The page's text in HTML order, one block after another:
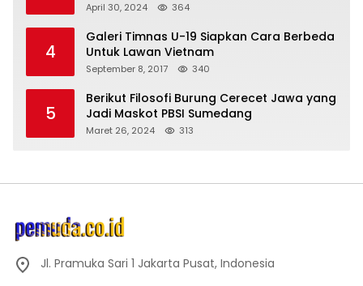
April 30, 2024 364
4
Galeri Timnas U-19 Siapkan Cara Berbeda
Untuk Lawan Vietnam
September 8, 2017 340
5
Berikut Filosofi Burung Cerecet Jawa yang
Jadi Maskot PBSI Sumedang
Maret 26, 2024 313
Jl. Pramuka Sari 1 Jakarta Pusat, Indonesia